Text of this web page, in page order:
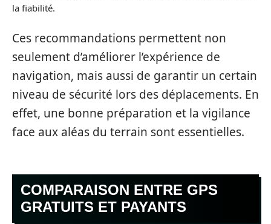
la fiabilité.
Ces recommandations permettent non
seulement d’améliorer l’expérience de
navigation, mais aussi de garantir un certain
niveau de sécurité lors des déplacements. En
effet, une bonne préparation et la vigilance
face aux aléas du terrain sont essentielles.
COMPARAISON ENTRE GPS
GRATUITS ET PAYANTS